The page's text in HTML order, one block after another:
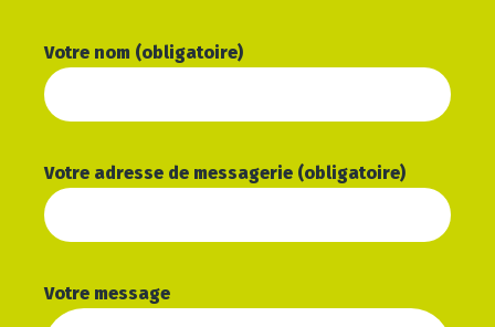
Votre nom (obligatoire)
Votre adresse de messagerie (obligatoire)
Votre message